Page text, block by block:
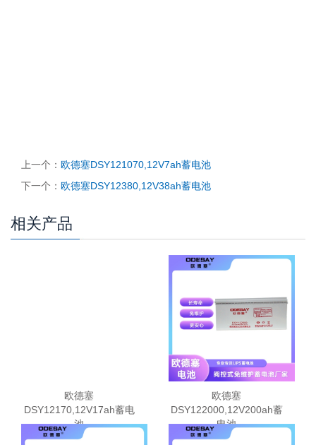
上一个： 欧德塞DSY121070,12V7ah蓄电池
下一个： 欧德塞DSY12380,12V38ah蓄电池
相关产品
欧德塞
DSY12170,12V17ah蓄电
池
欧德塞
DSY122000,12V200ah蓄
电池